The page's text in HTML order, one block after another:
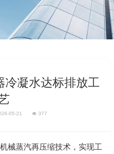
冷凝水达标排放工
05-21 377
械蒸汽再压缩技术，实现工